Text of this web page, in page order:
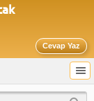
Cevap Yaz